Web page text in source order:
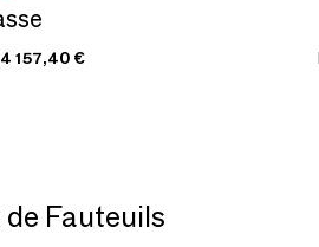
4 157,40 €
de Fauteuils